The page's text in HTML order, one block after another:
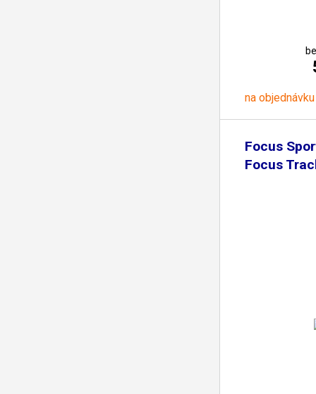
na objednávku
Focus
Focus